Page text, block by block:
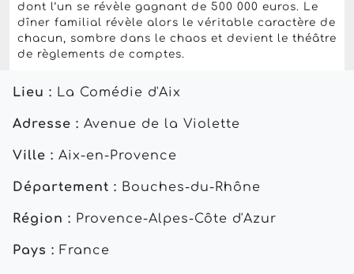
dont l’un se révèle gagnant de 500 000 euros. Le
dîner familial révèle alors le véritable caractère de
chacun, sombre dans le chaos et devient le théâtre
de règlements de comptes.
Lieu : La Comédie d'Aix
Adresse : Avenue de la Violette
Ville : Aix-en-Provence
Département : Bouches-du-Rhône
Région : Provence-Alpes-Côte d'Azur
Pays : France